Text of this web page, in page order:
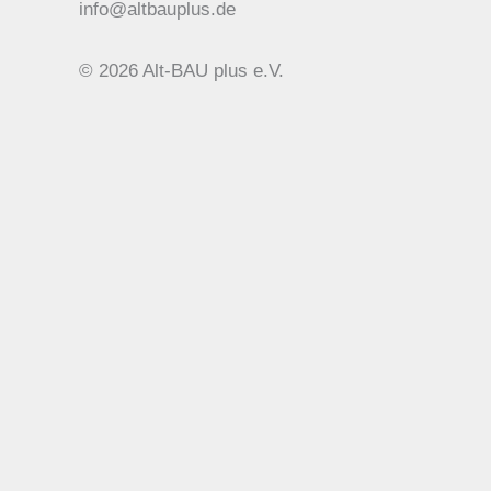
info@altbauplus.de
© 2026 Alt-BAU plus e.V.